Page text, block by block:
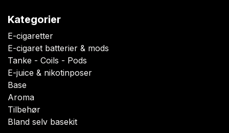
Kategorier
E-cigaretter
E-cigaret batterier & mods
Tanke - Coils - Pods
E-juice & nikotinposer
Base
Aroma
Tilbehør
Bland selv basekit